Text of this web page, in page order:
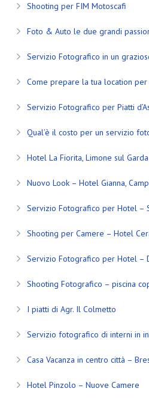
Shooting per FIM Motoscafi
Foto & Auto le due grandi
Servizio Fotografico in un
Come prepare la tua location
Servizio Fotografico per Piatti
Qual’è il costo per un servizio
Hotel La Fiorita, Limone sul
Nuovo Look – Hotel Gianna,
Servizio Fotografico per Hotel –
Shooting per Camere – Hotel
Servizio Fotografico per Hotel –
Shooting Fotografico – piscina
I piatti di Agr. Il Colmetto
Servizio fotografico di interni in
Casa Vacanza in centro città –
Hotel Pinzolo – Nuove Camere